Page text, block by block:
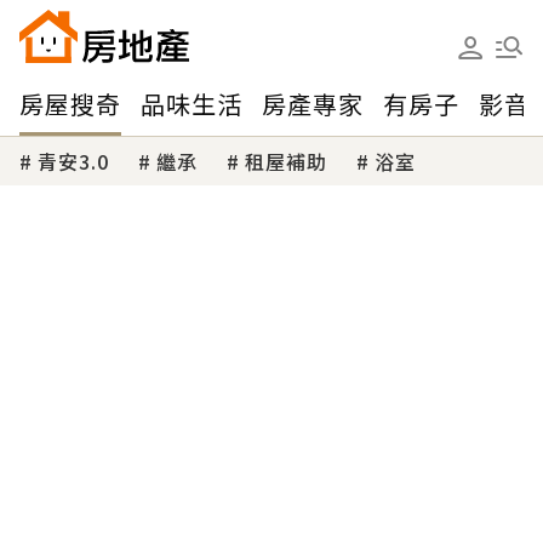
房屋搜奇 品味生活 房產專家 有房子 影音
青安3.0 繼承 租屋補助 浴室